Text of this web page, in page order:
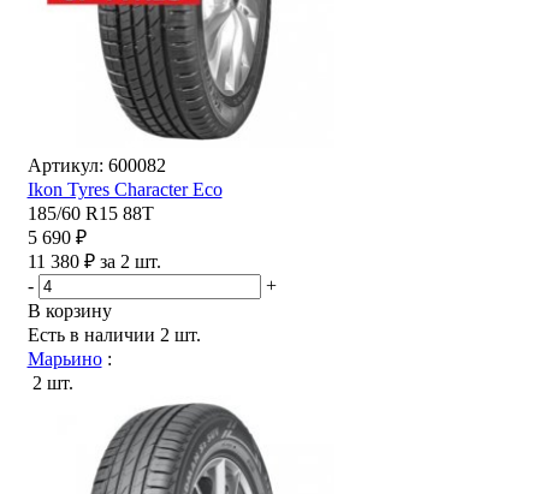
Артикул: 600082
Ikon Tyres Character Eco
185/60 R15 88T
5 690 ₽
11 380 ₽ за 2 шт.
-
+
В корзину
Есть в наличии 2 шт.
Марьино:
2 шт.